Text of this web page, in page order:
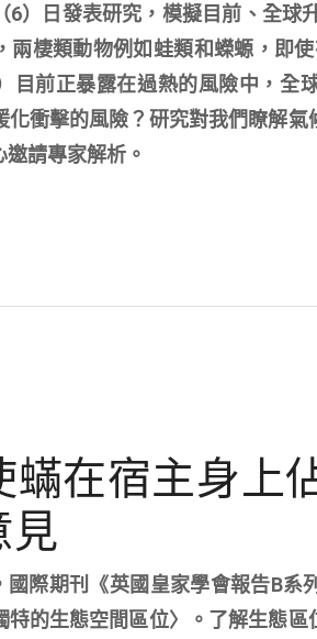
）日發表研究，模擬目前、全球
兩棲類動物例如蛙類和蠑螈，即
目前正暴露在過熱的風險中，全
化衝擊的風險？研究對我們瞭解
請專家解析。
蟎在宿主身上
見
際期刊《英國皇家學會報告B
的生態空間區位〉。了解生態